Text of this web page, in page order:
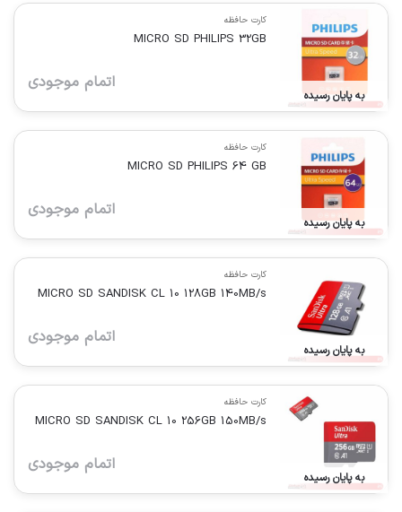
به پایان رسیده
کارت حافظه
MICRO SD PHILIPS 32GB
اتمام موجودی
به پایان رسیده
کارت حافظه
MICRO SD PHILIPS 64 GB
اتمام موجودی
به پایان رسیده
کارت حافظه
MICRO SD SANDISK CL 10 128GB 140MB/s
اتمام موجودی
به پایان رسیده
کارت حافظه
MICRO SD SANDISK CL 10 256GB 150MB/s
اتمام موجودی